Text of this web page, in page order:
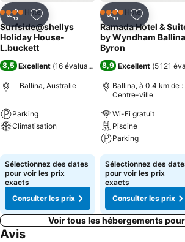
PartagerAjouter à mes favoris
4 ÉtoilesHôtel
Surfside@shellys
Holiday House-
L.buckett
8,5 Excellent (16 évaluations)
Ballina, Australie
Parking
Climatisation
Sélectionnez des dates
pour voir les prix
exacts
Consulter les prix
PartagerAjouter à
4 ÉtoilesHôtel
Ramada Hotel &
by Wyndham Ballina
Byron
8,9 Excellent (5 121
Ballina, à 0.4 km de :
Centre-ville
Wi-Fi gratuit
Piscine
Parking
Consulter les prix
Sélectionnez des
pour voir les prix
exacts
Consulter les prix
Voir tous les hébergements
Avis